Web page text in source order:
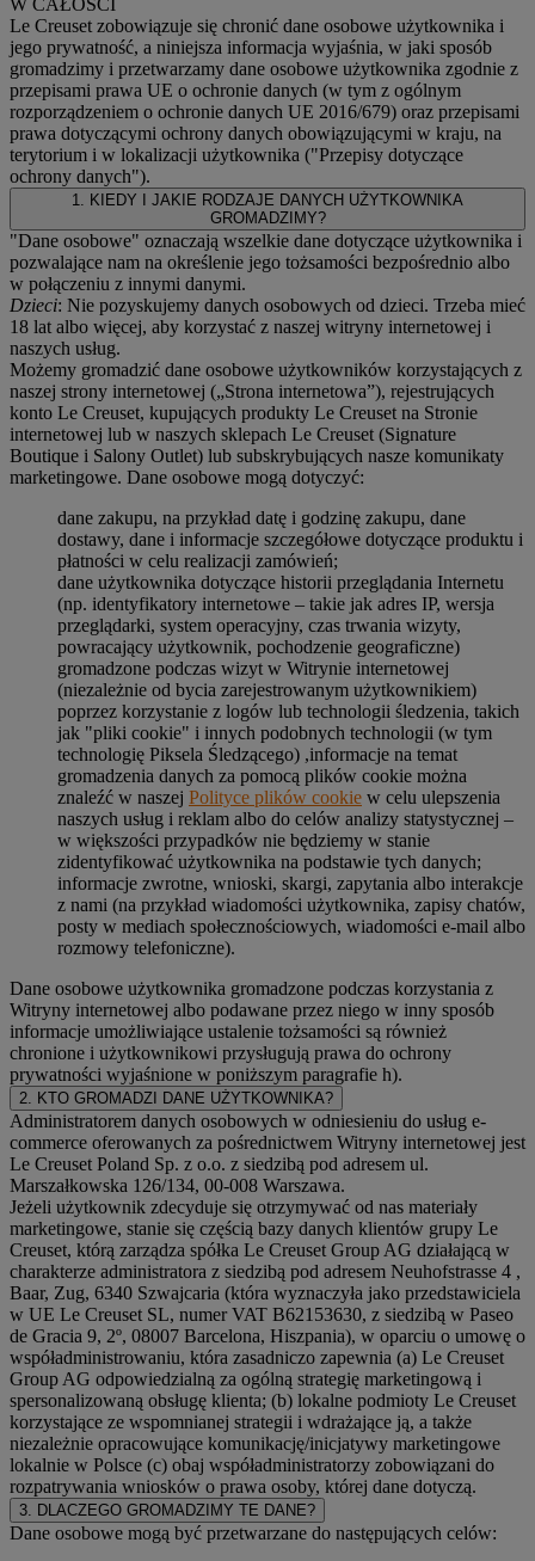
Le Creuset zobowiązuje się chronić dane osobowe użytkownika i
jego prywatność, a niniejsza informacja wyjaśnia, w jaki sposób
gromadzimy i przetwarzamy dane osobowe użytkownika zgodnie z
przepisami prawa UE o ochronie danych (w tym z ogólnym
rozporządzeniem o ochronie danych UE 2016/679) oraz przepisami
prawa dotyczącymi ochrony danych obowiązującymi w kraju, na
terytorium i w lokalizacji użytkownika ("Przepisy dotyczące
ochrony danych").
1. KIEDY I JAKIE RODZAJE DANYCH UŻYTKOWNIKA
GROMADZIMY?
"Dane osobowe" oznaczają wszelkie dane dotyczące użytkownika i
pozwalające nam na określenie jego tożsamości bezpośrednio albo
w połączeniu z innymi danymi.
Dzieci: Nie pozyskujemy danych osobowych od dzieci. Trzeba mieć
18 lat albo więcej, aby korzystać z naszej witryny internetowej i
naszych usług.
Możemy gromadzić dane osobowe użytkowników korzystających z
naszej strony internetowej („Strona internetowa”), rejestrujących
konto Le Creuset, kupujących produkty Le Creuset na Stronie
internetowej lub w naszych sklepach Le Creuset (Signature
Boutique i Salony Outlet) lub subskrybujących nasze komunikaty
marketingowe. Dane osobowe mogą dotyczyć:
dane zakupu, na przykład datę i godzinę zakupu, dane
dostawy, dane i informacje szczegółowe dotyczące produktu i
płatności w celu realizacji zamówień;
dane użytkownika dotyczące historii przeglądania Internetu
(np. identyfikatory internetowe – takie jak adres IP, wersja
przeglądarki, system operacyjny, czas trwania wizyty,
powracający użytkownik, pochodzenie geograficzne)
gromadzone podczas wizyt w Witrynie internetowej
(niezależnie od bycia zarejestrowanym użytkownikiem)
poprzez korzystanie z logów lub technologii śledzenia, takich
jak "pliki cookie" i innych podobnych technologii (w tym
technologię Piksela Śledzącego) ,informacje na temat
gromadzenia danych za pomocą plików cookie można
znaleźć w naszej Polityce plików cookie w celu ulepszenia
naszych usług i reklam albo do celów analizy statystycznej –
w większości przypadków nie będziemy w stanie
zidentyfikować użytkownika na podstawie tych danych;
informacje zwrotne, wnioski, skargi, zapytania albo interakcje
z nami (na przykład wiadomości użytkownika, zapisy chatów,
posty w mediach społecznościowych, wiadomości e-mail albo
rozmowy telefoniczne).
Dane osobowe użytkownika gromadzone podczas korzystania z
Witryny internetowej albo podawane przez niego w inny sposób
informacje umożliwiające ustalenie tożsamości są również
chronione i użytkownikowi przysługują prawa do ochrony
prywatności wyjaśnione w poniższym paragrafie h).
2. KTO GROMADZI DANE UŻYTKOWNIKA?
Administratorem danych osobowych w odniesieniu do usług e-
commerce oferowanych za pośrednictwem Witryny internetowej jest
Le Creuset Poland Sp. z o.o. z siedzibą pod adresem ul.
Marszałkowska 126/134, 00-008 Warszawa.
Jeżeli użytkownik zdecyduje się otrzymywać od nas materiały
marketingowe, stanie się częścią bazy danych klientów grupy Le
Creuset, którą zarządza spółka Le Creuset Group AG działającą w
charakterze administratora z siedzibą pod adresem Neuhofstrasse 4 ,
Baar, Zug, 6340 Szwajcaria (która wyznaczyła jako przedstawiciela
w UE Le Creuset SL, numer VAT B62153630, z siedzibą w Paseo
de Gracia 9, 2º, 08007 Barcelona, Hiszpania), w oparciu o umowę o
współadministrowaniu, która zasadniczo zapewnia (a) Le Creuset
Group AG odpowiedzialną za ogólną strategię marketingową i
spersonalizowaną obsługę klienta; (b) lokalne podmioty Le Creuset
korzystające ze wspomnianej strategii i wdrażające ją, a także
niezależnie opracowujące komunikację/inicjatywy marketingowe
lokalnie w Polsce (c) obaj współadministratorzy zobowiązani do
rozpatrywania wniosków o prawa osoby, której dane dotyczą.
3. DLACZEGO GROMADZIMY TE DANE?
Dane osobowe mogą być przetwarzane do następujących celów: